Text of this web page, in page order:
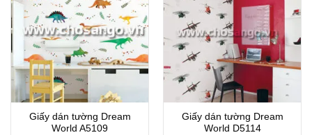
Giấy dán tường Dream
World A5109
Giấy dán tường Dream
World D5114